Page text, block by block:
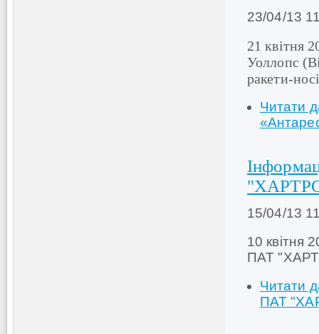
23/04/13
21 квітня
Уоллопс
ракети-
Читати
15/04/13
10 квітня
ПАТ
Читати
ПАТ